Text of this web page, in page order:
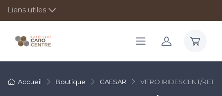
Liens utiles
Accueil Boutique CAESAR VITRO IRIDESCENT/RET